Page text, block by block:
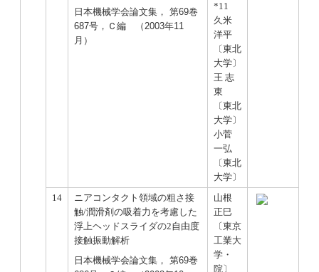
日本機械学会論文集， 第69巻
687号，Ｃ編 （2003年11
月）
*11
久米
洋平
〔東北
大学〕
王 志
東
〔東北
大学〕
小菅
一弘
〔東北
大学〕
14
ニアコンタクト領域の粗さ接
触/潤滑剤の吸着力を考慮した
浮上ヘッドスライダの2自由度
接触振動解析
日本機械学会論文集， 第69巻
山根
正巳
〔東京
工業大
学・
院〕